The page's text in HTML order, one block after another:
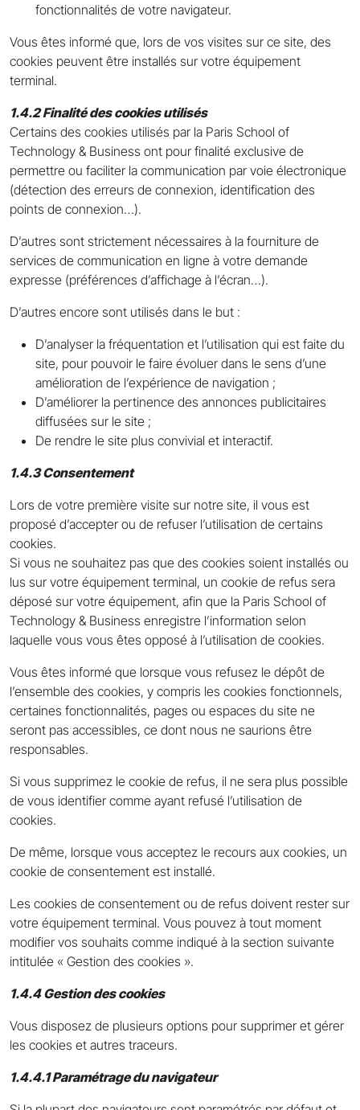
fonctionnalités de votre navigateur.
Vous êtes informé que, lors de vos visites sur ce site, des
cookies peuvent être installés sur votre équipement
terminal.
1.4.2 Finalité des cookies utilisés
Certains des cookies utilisés par la Paris School of
Technology & Business ont pour finalité exclusive de
permettre ou faciliter la communication par voie électronique
(détection des erreurs de connexion, identification des
points de connexion…).
D’autres sont strictement nécessaires à la fourniture de
services de communication en ligne à votre demande
expresse (préférences d’affichage à l’écran…).
D’autres encore sont utilisés dans le but :
D’analyser la fréquentation et l’utilisation qui est faite du
site, pour pouvoir le faire évoluer dans le sens d’une
amélioration de l’expérience de navigation ;
D’améliorer la pertinence des annonces publicitaires
diffusées sur le site ;
De rendre le site plus convivial et interactif.
1.4.3 Consentement
Lors de votre première visite sur notre site, il vous est
proposé d’accepter ou de refuser l’utilisation de certains
cookies.
Si vous ne souhaitez pas que des cookies soient installés ou
lus sur votre équipement terminal, un cookie de refus sera
déposé sur votre équipement, afin que la Paris School of
Technology & Business enregistre l’information selon
laquelle vous vous êtes opposé à l’utilisation de cookies.
Vous êtes informé que lorsque vous refusez le dépôt de
l’ensemble des cookies, y compris les cookies fonctionnels,
certaines fonctionnalités, pages ou espaces du site ne
seront pas accessibles, ce dont nous ne saurions être
responsables.
Si vous supprimez le cookie de refus, il ne sera plus possible
de vous identifier comme ayant refusé l’utilisation de
cookies.
De même, lorsque vous acceptez le recours aux cookies, un
cookie de consentement est installé.
Les cookies de consentement ou de refus doivent rester sur
votre équipement terminal. Vous pouvez à tout moment
modifier vos souhaits comme indiqué à la section suivante
intitulée « Gestion des cookies ».
1.4.4 Gestion des cookies
Vous disposez de plusieurs options pour supprimer et gérer
les cookies et autres traceurs.
1.4.4.1 Paramétrage du navigateur